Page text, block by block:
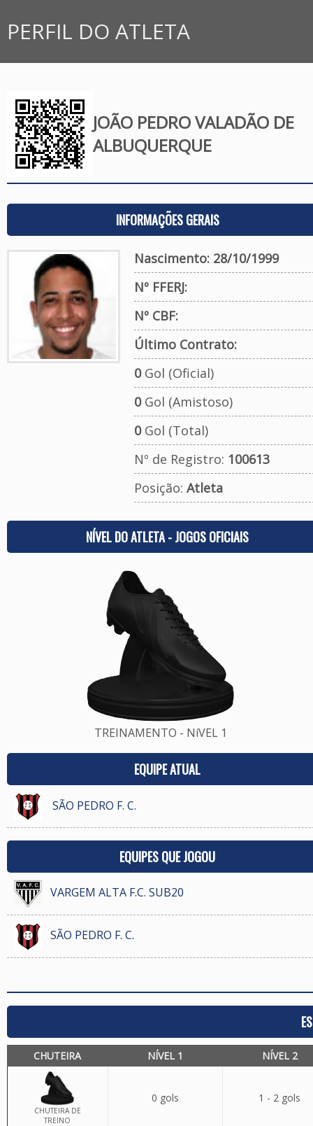
PERFIL DO ATLETA
JOÃO PEDRO VALADÃO DE
ALBUQUERQUE
INFORMAÇÕES GERAIS
Nascimento: 28/10/1999
Nº FFERJ:
Nº CBF:
Último Contrato:
0Gol (Oficial)
0Gol (Amistoso)
0Gol (Total)
Nº de Registro: 100613
Posição: Atleta
NÍVEL DO ATLETA - JOGOS OFICIAIS
TREINAMENTO - NíVEL 1
EQUIPE ATUAL
SÃO PEDRO F. C.
EQUIPES QUE JOGOU
VARGEM ALTA F.C. SUB20
SÃO PEDRO F. C.
CHUTEIRA NÍVEL 1 NÍVEL 2
CHUTEIRA DE
TREINO
0 gols 1 - 2 gols